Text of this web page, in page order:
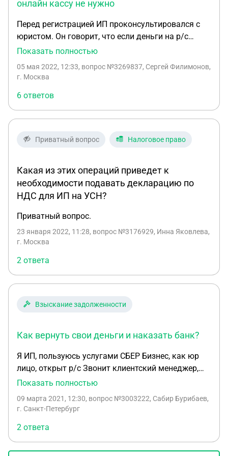
онлайн кассу не нужно
Перед регистрацией ИП проконсультировался с
юристом. Он говорит, что если деньги на р/с
будут поступать через перевод по номеру бизнес
кассу не нужно. В интернете же пишут, что при
нужно. Так нужно использовать ккт? Если не
нужно, то можно ли вообще не покупать онлайн
кассу, если все деньги будут поступать таким
путем?
Показать полностью
05 мая 2022, 12:33, вопрос №3269837, Сергей Филимонов,
г. Москва
6 ответов
Приватный вопрос Налоговое право
Какая из этих операций приведет к
необходимости подавать декларацию по
НДС для ИП на УСН?
Приватный вопрос.
23 января 2022, 11:28, вопрос №3176929, Инна Яковлева,
г. Москва
2 ответа
Взыскание задолженности
Как вернуть свои деньги и наказать банк?
Я ИП, пользуюсь услугами СБЕР Бизнес, как юр
лицо, открыт р/с Звонит клиентский менеджер,
которая постоянно звонит и предлагает всякие
акционным обслуживанием 3 года в подарок, я
меня тут же списывают со счёта 4500р за,
внимание! «Годовое обслуживание Бизнес карты».
шок. При том, что год обслуживания карты стоит
Показать полностью
09 марта 2021, 12:30, вопрос №3003222, Сабир Бурибаев,
г. Санкт-Петербург
2 ответа